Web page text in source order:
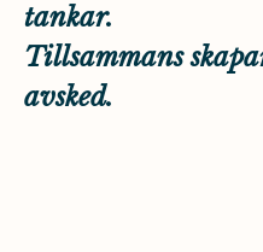
tankar.
Tillsammans
avsked.